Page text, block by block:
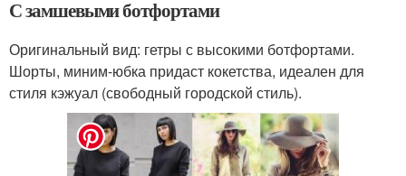
С замшевыми ботфортами
Оригинальный вид: гетры с высокими ботфортами.
Шорты, миним-юбка придаст кокетства, идеален для
стиля кэжуал (свободный городской стиль).